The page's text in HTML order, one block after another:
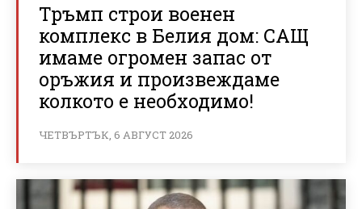
Тръмп строи военен
комплекс в Белия дом: САЩ
имаме огромен запас от
оръжия и произвеждаме
колкото е необходимо!
ЧЕТВЪРТЪК, 6 АВГУСТ 2026